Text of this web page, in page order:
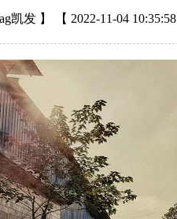
凯发 】 【 2022-11-04 10:35:58